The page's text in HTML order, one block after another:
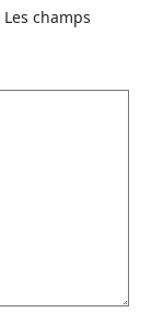
Les champs